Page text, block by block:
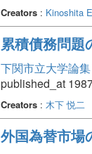
Creators : Kinoshita
累積債務問題
下関市立大学論
published_at
Creators : 木下 悦二
外国為替市場